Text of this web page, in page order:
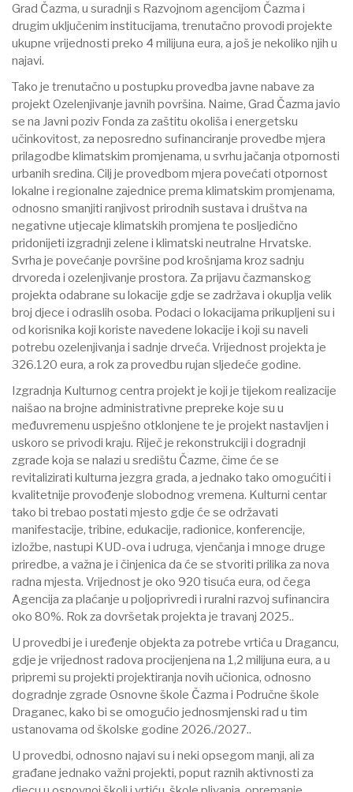
Grad Čazma, u suradnji s Razvojnom agencijom Čazma i
drugim uključenim institucijama, trenutačno provodi projekte
ukupne vrijednosti preko 4 milijuna eura, a još je nekoliko njih u
najavi.
Tako je trenutačno u postupku provedba javne nabave za
projekt Ozelenjivanje javnih površina. Naime, Grad Čazma javio
se na Javni poziv Fonda za zaštitu okoliša i energetsku
učinkovitost, za neposredno sufinanciranje provedbe mjera
prilagodbe klimatskim promjenama, u svrhu jačanja otpornosti
urbanih sredina. Cilj je provedbom mjera povećati otpornost
lokalne i regionalne zajednice prema klimatskim promjenama,
odnosno smanjiti ranjivost prirodnih sustava i društva na
negativne utjecaje klimatskih promjena te posljedično
pridonijeti izgradnji zelene i klimatski neutralne Hrvatske.
Svrha je povećanje površine pod krošnjama kroz sadnju
drvoreda i ozelenjivanje prostora. Za prijavu čazmanskog
projekta odabrane su lokacije gdje se zadržava i okuplja velik
broj djece i odraslih osoba. Podaci o lokacijama prikupljeni su i
od korisnika koji koriste navedene lokacije i koji su naveli
potrebu ozelenjivanja i sadnje drveća. Vrijednost projekta je
326.120 eura, a rok za provedbu rujan sljedeće godine.
Izgradnja Kulturnog centra projekt je koji je tijekom realizacije
naišao na brojne administrativne prepreke koje su u
međuvremenu uspješno otklonjene te je projekt nastavljen i
uskoro se privodi kraju. Riječ je rekonstrukciji i dogradnji
zgrade koja se nalazi u središtu Čazme, čime će se
revitalizirati kulturna jezgra grada, a jednako tako omogućiti i
kvalitetnije provođenje slobodnog vremena. Kulturni centar
tako bi trebao postati mjesto gdje će se održavati
manifestacije, tribine, edukacije, radionice, konferencije,
izložbe, nastupi KUD-ova i udruga, vjenčanja i mnoge druge
priredbe, a važna je i činjenica da će se stvoriti prilika za nova
radna mjesta. Vrijednost je oko 920 tisuća eura, od čega
Agencija za plaćanje u poljoprivredi i ruralni razvoj sufinancira
oko 80%. Rok za dovršetak projekta je travanj 2025..
U provedbi je i uređenje objekta za potrebe vrtića u Dragancu,
gdje je vrijednost radova procijenjena na 1,2 milijuna eura, a u
pripremi su projekti projektiranja novih učionica, odnosno
dogradnje zgrade Osnovne škole Čazma i Područne škole
Draganec, kako bi se omogućio jednosmjenski rad u tim
ustanovama od školske godine 2026./2027..
U provedbi, odnosno najavi su i neki opsegom manji, ali za
građane jednako važni projekti, poput raznih aktivnosti za